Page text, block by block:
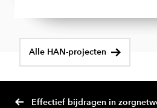
Alle HAN-projecten
Effectief bijdragen in